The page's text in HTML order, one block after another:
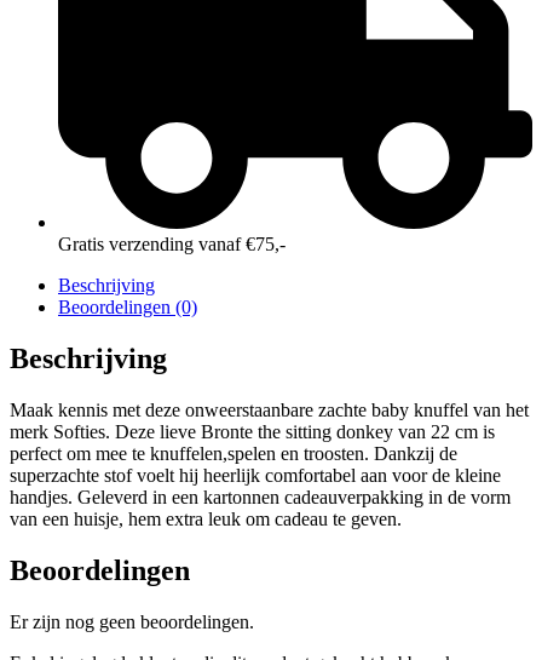
Gratis verzending vanaf €75,-
Beschrijving
Beoordelingen (0)
Beschrijving
Maak kennis met deze onweerstaanbare zachte baby knuffel van het
merk Softies. Deze lieve Bronte the sitting donkey van 22 cm is
perfect om mee te knuffelen,spelen en troosten. Dankzij de
superzachte stof voelt hij heerlijk comfortabel aan voor de kleine
handjes. Geleverd in een kartonnen cadeauverpakking in de vorm
van een huisje, hem extra leuk om cadeau te geven.
Beoordelingen
Er zijn nog geen beoordelingen.